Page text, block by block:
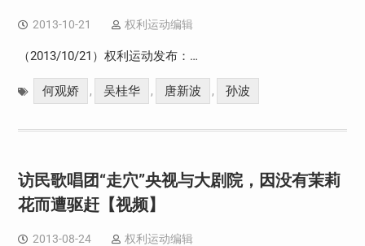
2013-10-21 权利运动编辑
（2013/10/21）权利运动发布：…
何观娇 , 吴桂华 , 唐新波 , 孙波
访民歌唱团“走穴”央视与大剧院，因没有茉莉
花而遭驱赶【视频】
2013-08-24 权利运动编辑